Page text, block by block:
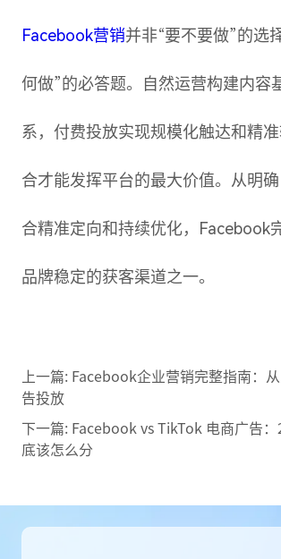
Facebook营销并非“要不要做”的选
何做”的必答题。自然运营构建内容
系，付费投放实现规模化触达和精
合才能发挥平台的最大价值。从明
合精准定向和持续优化，Facebook
品牌稳定的获客渠道之一。
上一篇: Facebook企业营销完整指南：
告投放
下一篇: Facebook vs TikTok 电商广告：
底该怎么分